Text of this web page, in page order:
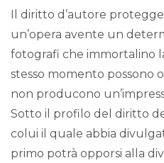
Il diritto d’autore
un’opera avente un
fotografi che immortalino
stesso momento possono
non producono
Sotto il profilo del diritto
colui il quale abbia
primo potrà opporsi alla